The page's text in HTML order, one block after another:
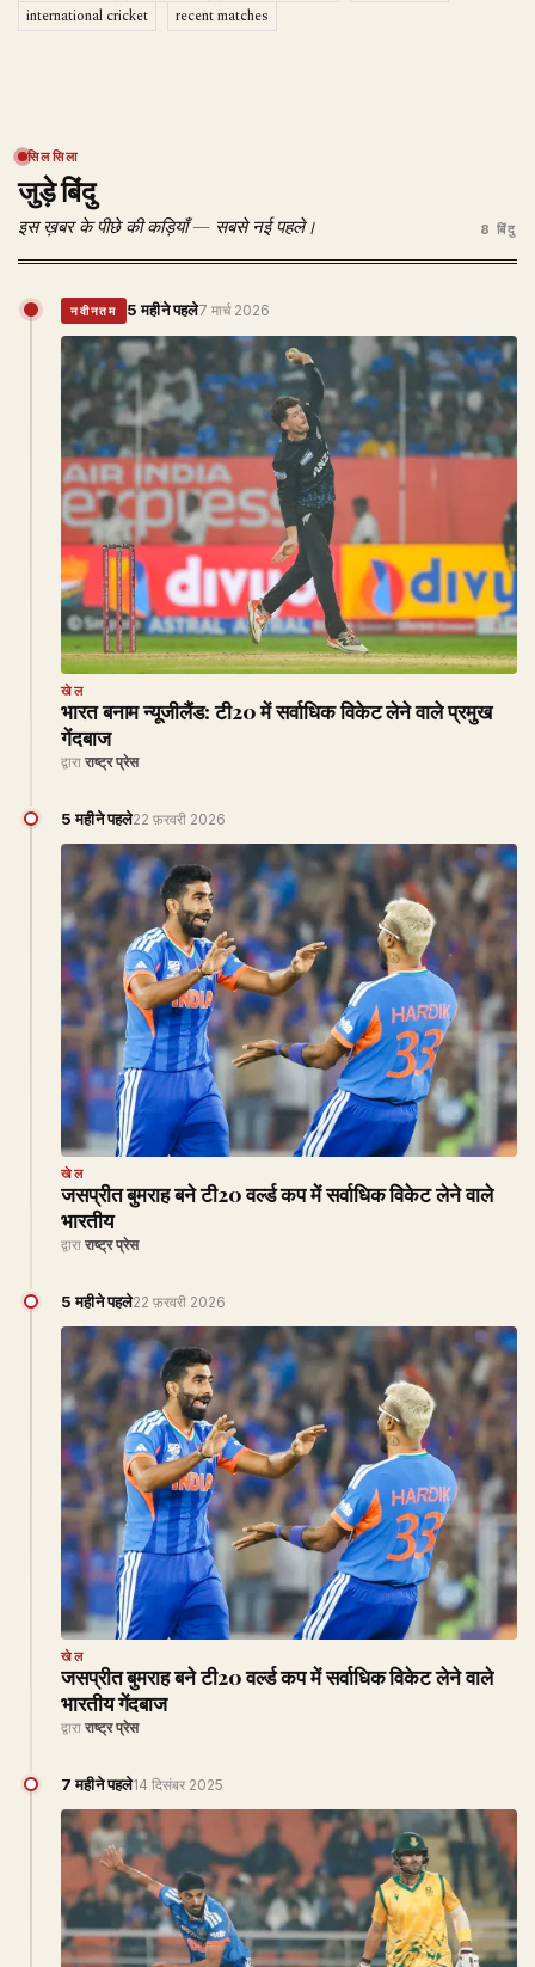
international cricket
recent matches
सिलसिला
जुड़े बिंदु
इस ख़बर के पीछे की कड़ियाँ — सबसे नई पहले। 8 बिंदु
नवीनतम 5 महीने पहले7 मार्च 2026
खेल
भारत बनाम न्यूजीलैंड: टी20 में सर्वाधिक विकेट लेने वाले प्रमुख
गेंदबाज
द्वारा राष्ट्र प्रेस
5 महीने पहले22 फ़रवरी 2026
खेल
जसप्रीत बुमराह बने टी20 वर्ल्ड कप में सर्वाधिक विकेट लेने वाले
भारतीय
द्वारा राष्ट्र प्रेस
5 महीने पहले22 फ़रवरी 2026
खेल
जसप्रीत बुमराह बने टी20 वर्ल्ड कप में सर्वाधिक विकेट लेने वाले
भारतीय गेंदबाज
द्वारा राष्ट्र प्रेस
7 महीने पहले14 दिसंबर 2025